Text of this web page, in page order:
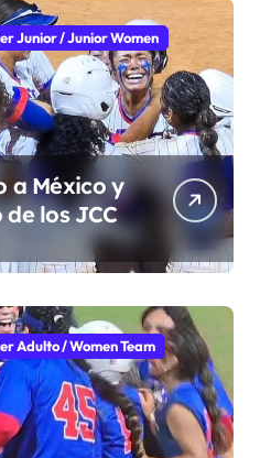
Junior / Junior Women
a México y
los JCC
Adulto / Women Team